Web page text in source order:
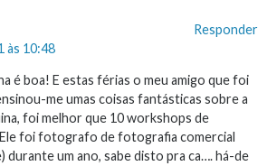
às 10:48
é boa! E estas férias o meu amigo que foi
me umas coisas fantásticas sobre a
foi melhor que 10 workshops de
foi fotografo de fotografia comercial
durante um ano, sabe disto pra ca…. há-de
Responder